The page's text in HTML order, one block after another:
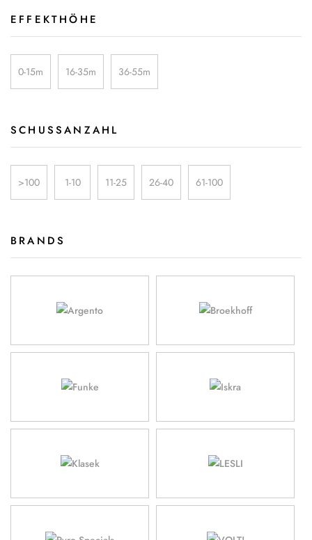
EFFEKTHÖHE
0-15m 16-35m 36-55m
SCHUSSANZAHL
>100 1-10 11-25 26-40 61-100
BRANDS